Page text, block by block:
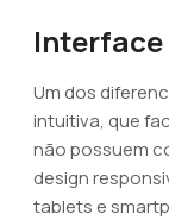
Interface
Um dos
intuitiva, que
não possuem
design
tablets e